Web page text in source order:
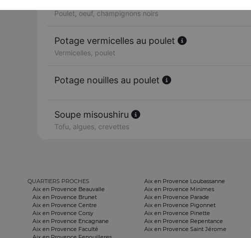
Poulet, oeuf, champignons noirs
Potage vermicelles au poulet
Vermicelles, poulet
Potage nouilles au poulet
Soupe misoushiru
Tofu, algues, crevettes
QUARTIERS PROCHES
Aix en Provence Beauvalle
Aix en Provence Brunet
Aix en Provence Centre
Aix en Provence Corsy
Aix en Provence Encagnane
Aix en Provence Faculté
Aix en Provence Loubassanne
Aix en Provence Minimes
Aix en Provence Parade
Aix en Provence Pigonnet
Aix en Provence Pinette
Aix en Provence Repentance
Aix en Provence Saint Jérome